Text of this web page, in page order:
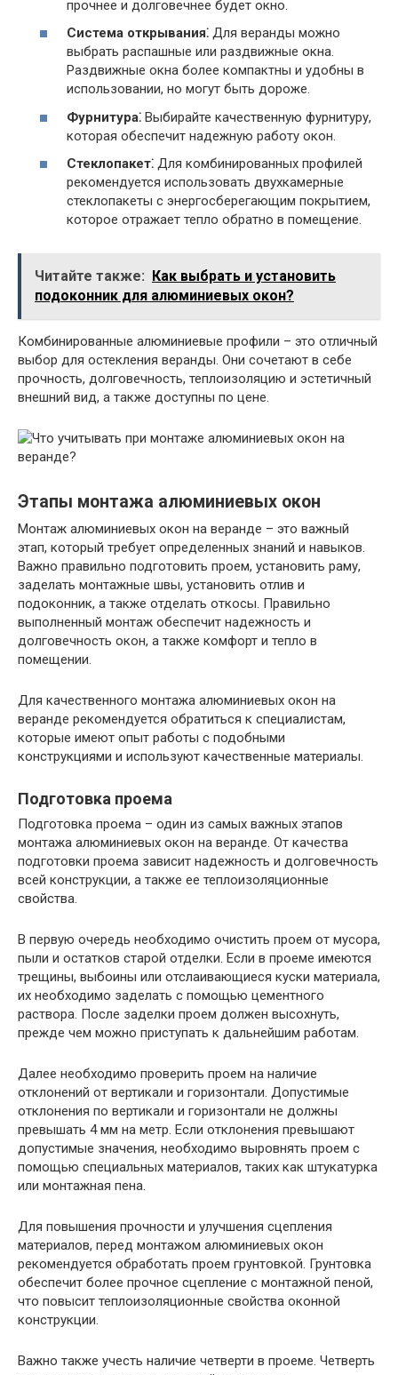
прочнее и долговечнее будет окно.
Система открывания⁚ Для веранды можно
выбрать распашные или раздвижные окна.
Раздвижные окна более компактны и удобны в
использовании, но могут быть дороже.
Фурнитура⁚ Выбирайте качественную фурнитуру,
которая обеспечит надежную работу окон.
Стеклопакет⁚ Для комбинированных профилей
рекомендуется использовать двухкамерные
стеклопакеты с энергосберегающим покрытием,
которое отражает тепло обратно в помещение.
Читайте также: Как выбрать и установить
подоконник для алюминиевых окон?
Комбинированные алюминиевые профили – это отличный
выбор для остекления веранды. Они сочетают в себе
прочность, долговечность, теплоизоляцию и эстетичный
внешний вид, а также доступны по цене.
Этапы монтажа алюминиевых окон
Монтаж алюминиевых окон на веранде – это важный
этап, который требует определенных знаний и навыков.
Важно правильно подготовить проем, установить раму,
заделать монтажные швы, установить отлив и
подоконник, а также отделать откосы. Правильно
выполненный монтаж обеспечит надежность и
долговечность окон, а также комфорт и тепло в
помещении.
Для качественного монтажа алюминиевых окон на
веранде рекомендуется обратиться к специалистам,
которые имеют опыт работы с подобными
конструкциями и используют качественные материалы.
Подготовка проема
Подготовка проема – один из самых важных этапов
монтажа алюминиевых окон на веранде. От качества
подготовки проема зависит надежность и долговечность
всей конструкции, а также ее теплоизоляционные
свойства.
В первую очередь необходимо очистить проем от мусора,
пыли и остатков старой отделки. Если в проеме имеются
трещины, выбоины или отслаивающиеся куски материала,
их необходимо заделать с помощью цементного
раствора. После заделки проем должен высохнуть,
прежде чем можно приступать к дальнейшим работам.
Далее необходимо проверить проем на наличие
отклонений от вертикали и горизонтали. Допустимые
отклонения по вертикали и горизонтали не должны
превышать 4 мм на метр. Если отклонения превышают
допустимые значения, необходимо выровнять проем с
помощью специальных материалов, таких как штукатурка
или монтажная пена.
Для повышения прочности и улучшения сцепления
материалов, перед монтажом алюминиевых окон
рекомендуется обработать проем грунтовкой. Грунтовка
обеспечит более прочное сцепление с монтажной пеной,
что повысит теплоизоляционные свойства оконной
конструкции.
Важно также учесть наличие четверти в проеме. Четверть